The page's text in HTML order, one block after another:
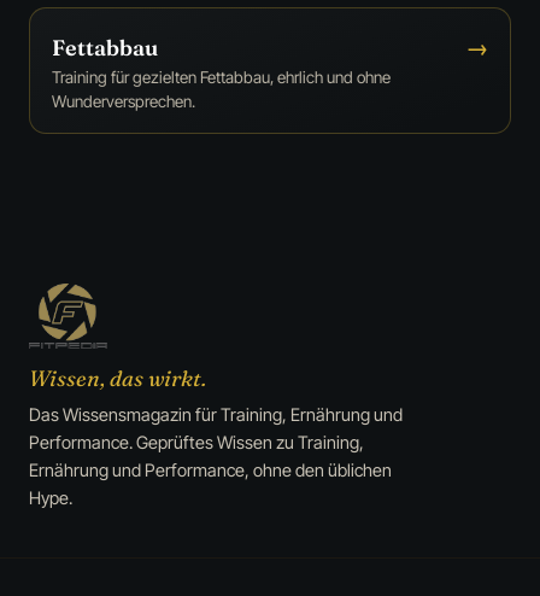
Fettabbau →
Training für gezielten Fettabbau, ehrlich und ohne
Wunderversprechen.
Wissen, das wirkt.
Das Wissensmagazin für Training, Ernährung und
Performance. Geprüftes Wissen zu Training,
Ernährung und Performance, ohne den üblichen
Hype.